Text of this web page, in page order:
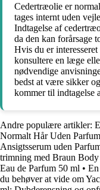
Cedertræolie er
tages internt uden
Indtagelse af
da den kan forårsage
Hvis du er
konsultere en læge
nødvendige
bedst at være sikker
kommer til indtagelse
Andre populære artikler:
Normalt Hår Uden
Ansigtsserum uden
trimning med Braun
Eau de Parfum 50 ml •
du behøver at vide om